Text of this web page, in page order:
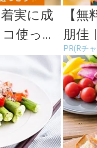
実に成
使って
【
朋佳
ルで
PR(Rチ